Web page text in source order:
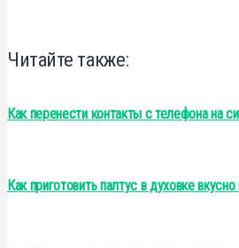
Читайте также:
Как перенести контакты с телефона на
Как приготовить палтус в духовке